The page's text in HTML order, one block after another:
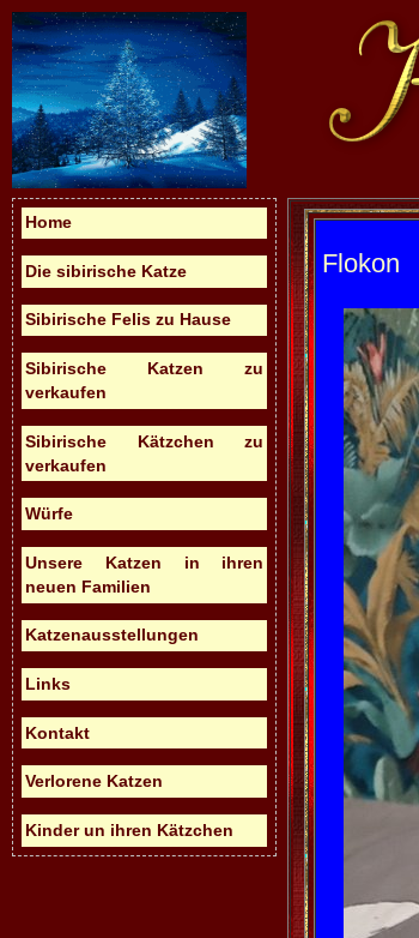
Home
Die sibirische Katze
Sibirische Felis zu Hause
Sibirische Katzen zu
verkaufen
Sibirische Kätzchen zu
verkaufen
Würfe
Unsere Katzen in ihren
neuen Familien
Katzenausstellungen
Links
Kontakt
Verlorene Katzen
Kinder un ihren Kätzchen
Flokon